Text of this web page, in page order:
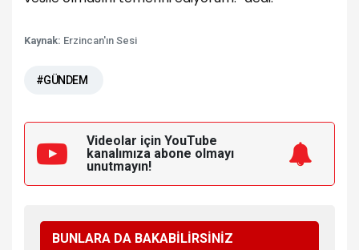
Kaynak: Erzincan'ın Sesi
#GÜNDEM
Videolar için YouTube
kanalımıza abone olmayı
unutmayın!
BUNLARA DA BAKABİLİRSİNİZ